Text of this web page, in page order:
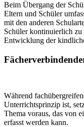
Beim Übergang der
Eltern und Schüler
mit den anderen
Schüler kontinuierlich zu
Entwicklung der
Während
Unterrichtsprinzip ist,
Thema voraus, das von
erfasst werden kann.